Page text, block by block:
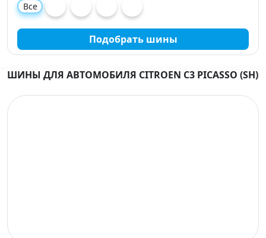
Все
Подобрать шины
ШИНЫ ДЛЯ АВТОМОБИЛЯ CITROEN C3 PICASSO (SH)